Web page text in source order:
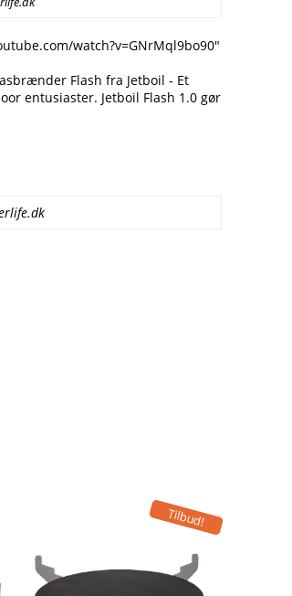
watch?v=GNrMql9bo90"
Flash fra Jetboil - Et
entusiaster. Jetboil Flash 1.0 gør
Tilbud!